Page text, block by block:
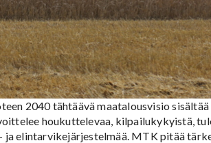
2040 tähtäävä maatalousvisio
houkuttelevaa, kilpailukykyistä,
ja elintarvikejärjestelmää. MTK pitää